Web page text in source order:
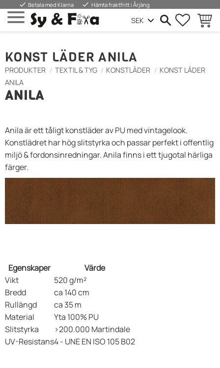
Menu
done Betala med Klarna done Hämta fraktfritt i Årjäng
KONST LÄDER ANILA
PRODUKTER TEXTIL & TYG KONSTLÄDER
KONST LÄDER
ANILA
ANILA
Anila är ett tåligt konstläder av PU med vintagelook.
Konstlädret har hög slitstyrka och passar perfekt i offentlig
miljö & fordonsinredningar. Anila finns i ett tjugotal härliga
färger.
Egenskaper
Värde
Vikt
520 g/m²
Bredd
ca 140 cm
Rullängd
ca 35 m
Material
Yta 100% PU
Slitstyrka
>200.000 Martindale
UV-Resistans4 - UNE EN ISO 105 B02